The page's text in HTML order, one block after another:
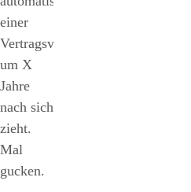
einer
Vertragsverlängerung
um X
Jahre
nach sich
zieht.
Mal
gucken.